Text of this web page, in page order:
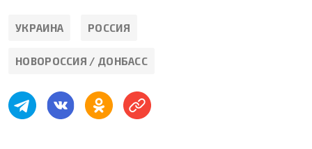
УКРАИНА РОССИЯ
НОВОРОССИЯ / ДОНБАСС